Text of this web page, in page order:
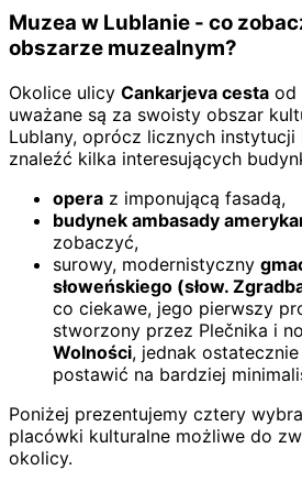
Muzea w Lublanie - co
obszarze muzealnym?
Okolice ulicy Cankarjeva cesta od
uważane są za swoisty obszar
Lublany, oprócz licznych instytucji
znaleźć kilka interesujących
opera z imponującą fasadą,
budynek ambasady
zobaczyć,
surowy, modernistyczny
słoweńskiego (słow.
co ciekawe, jego pierwszy
stworzony przez Plečnika i
Wolności, jednak
postawić na bardziej
Poniżej prezentujemy cztery
placówki kulturalne możliwe do
okolicy.